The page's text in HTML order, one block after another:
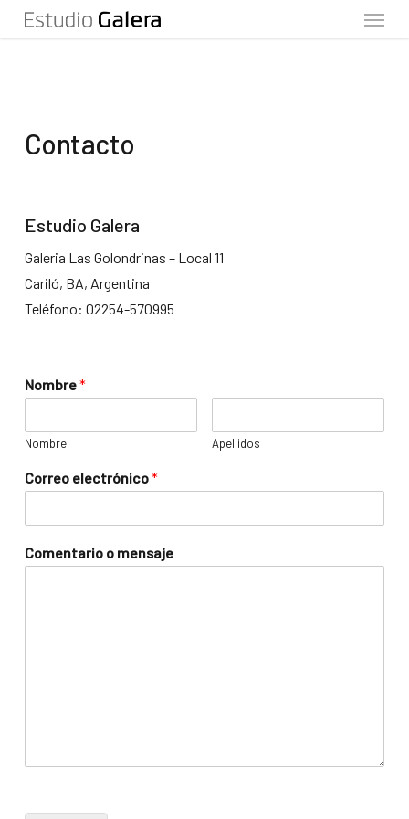
Skip
Menu
Contacto
Estudio Galera
Galeria Las Golondrinas – Local 11
Cariló, BA, Argentina
Teléfono: 02254-570995
Nombre*
Nombre Apellidos
Correo electrónico*
Comentario o mensaje